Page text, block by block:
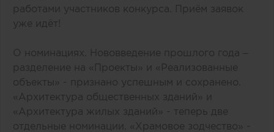
работами участников конкурса. Приём заявок
уже идёт!
О номинациях. Нововведение прошлого года –
разделение на «Проекты» и «Реализованные
объекты» - признано успешным и сохранено.
«Архитектура общественных зданий» и
«Архитектура жилых зданий» - теперь две
отдельные номинации. «Храмовое зодчество» -